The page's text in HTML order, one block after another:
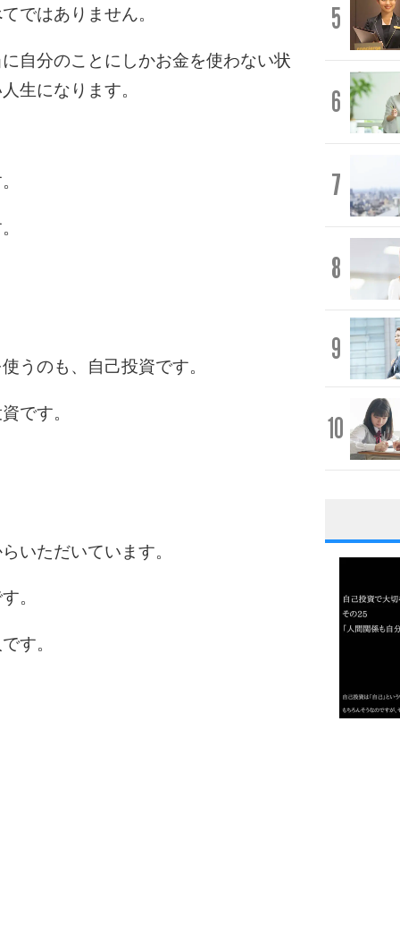
ではありません。
自分のことにしかお金を使わない状
生になります。
うのも、自己投資です。
です。
いただいています。
。
す。
5
6
7
8
9
10
1
3